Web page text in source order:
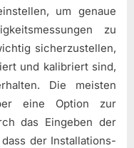
um genaue
zu
sicherzustellen,
und kalibriert sind,
Die meisten
eine Option zur
das Eingeben der
der Installations-